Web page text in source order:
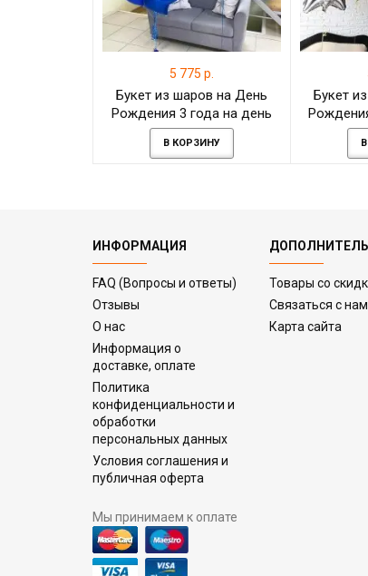
5 775 р.
Букет из шаров на День
Рождения 3 года на день
рождения мальчику
В КОРЗИНУ
Букет
на
ИНФОРМАЦИЯ
FAQ (Вопросы и ответы)
Отзывы
О нас
Информация о
доставке, оплате
Политика
конфиденциальности и
обработки
персональных данных
Условия соглашения и
публичная оферта
Мы принимаем к оплате
Товары со
Связаться с
Карта сайта